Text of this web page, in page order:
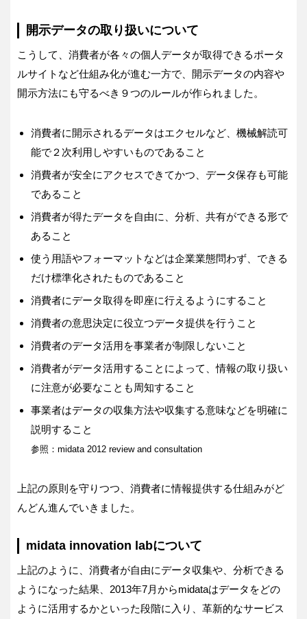
開示データの取り扱いについて
こうして、消費者が各々の個人データが取得できるポータ
ルサイトなど仕組み化が進む一方で、開示データの内容や
開示方法にも守るべき９つのルールが作られました。
消費者に開示されるデータはエクセルなど、機械解読可
能で２次利用しやすいものであること
消費者が安全にアクセスできてかつ、データ保存も可能
であること
消費者が得たデータを自由に、分析、共有ができる形で
あること
使う用語やフォーマットなどは企業業態問わず、できる
だけ標準化されたものであること
消費者にデータ取得を即座に行えるようにすること
消費者の意思決定に役立つデータ提供を行うこと
消費者のデータ活用を事業者が制限しないこと
消費者がデータ活用することによって、情報の取り扱い
に注意が必要なことも周知すること
事業者はデータの収集方法や収集する意味などを明確に
説明すること
参照：midata 2012 review and consultation
上記の原則を守りつつ、消費者に情報提供する仕組みがど
んどん進んでいきました。
midata innovation labについて
上記のように、消費者が自由にデータ収集や、分析できる
ようになった結果、2013年7月からmidataはデータをどの
ように活用するかといった段階に入り、革新的なサービス